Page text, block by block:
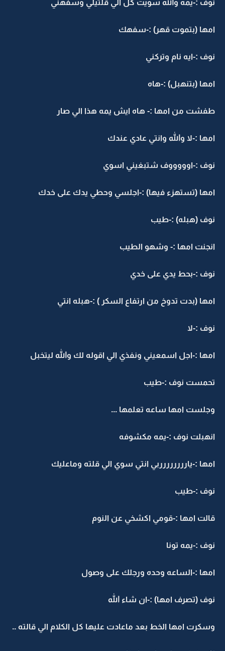
:-يمه والله سويت كل الي قلتيلي وسفهني
(بتموت قهر) :-سفهك
:-ايه نام وتركني
(بتنهبل) :-هاه
من امها :- هاه ايش يمه هذا الي صار
:-لا والله وانتي عادي عندك
:-اوووووف شتبغيني اسوي
(تستهزء فيها) :-اجلسي وحطي يدك على خدك
(هبله) :-طيب
امها :- وشهو الطيب
:-بحط يدي على خدي
(بدت تدوخ من ارتفاع السكر ) :-هبله انتي
:-لا
:-اجل اسمعيني ونفذي الي اقوله لك والله ليتخبل
نوف :-طيب
امها ساعه تعلمها ...
نوف :-يمه مكشوفه
:-يارررررررربي انتي سوي الي قلته وماعليك
:-طيب
امها :-قومي اكشخي عن النوم
:-يمه تونا
:-الساعه وحده ورجلك على وصول
(تصرف امها) :-ان شاء الله
امها الخط بعد ماعادت عليها كل الكلام الي قالته ..